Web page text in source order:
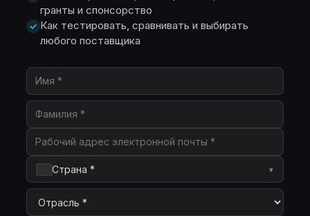
гранты и спонсорство
Как тестировать, сравнивать и выбирать
любого поставщика
Страна * ▾